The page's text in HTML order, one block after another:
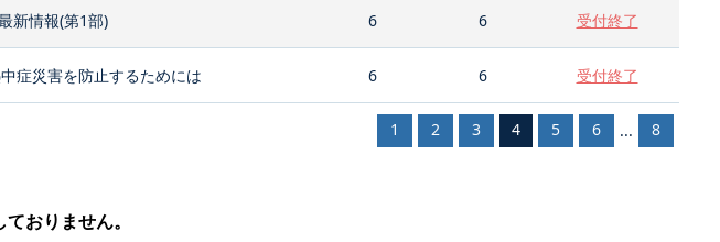
新情報(第1部) 6 6 受付終了
症災害を防止するためには 6 6 受付終了
1 2 3 4 5 6 ... 8
おりません。